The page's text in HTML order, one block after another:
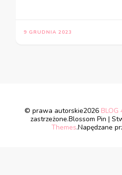
9 GRUDNIA 2023
© prawa autorskie2026 BLOG
zastrzeżone.Blossom Pin |
Themes.Napędzane